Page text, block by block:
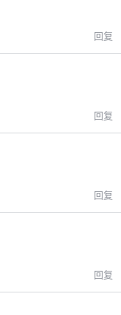
回复
回复
回复
回复